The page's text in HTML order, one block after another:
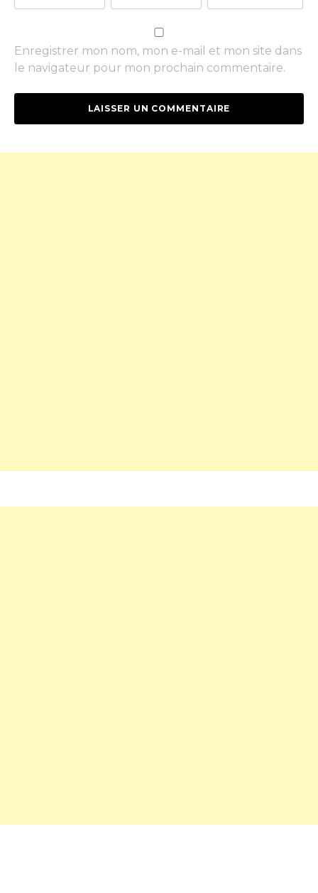
Enregistrer mon nom, mon e-mail et mon site dans
le navigateur pour mon prochain commentaire.